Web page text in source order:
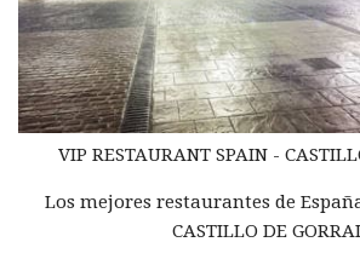
VIP RESTAURANT SPAIN -
Los mejores restaurantes de España
CASTILLO DE